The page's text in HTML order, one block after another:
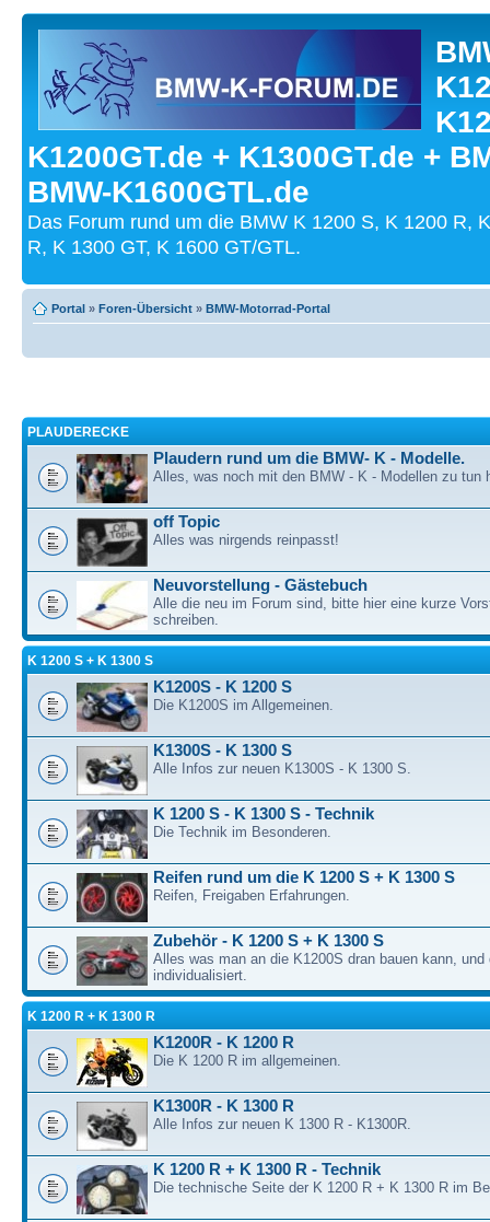
K1200GT.de + K1300GT.de +
BMW-K1600GTL.de
Das Forum rund um die BMW K 1200 S, K 1200 R,
R, K 1300 GT, K 1600 GT/GTL.
Portal » Foren-Übersicht » BMW-Motorrad-Portal
PLAUDERECKE
Plaudern rund um die BMW- K - Modelle.
Alles, was noch mit den BMW - K - Modellen zu tun
off Topic
Alles was nirgends reinpasst!
Neuvorstellung - Gästebuch
Alle die neu im Forum sind, bitte hier eine kurze
schreiben.
K 1200 S + K 1300 S
K1200S - K 1200 S
Die K1200S im Allgemeinen.
K1300S - K 1300 S
Alle Infos zur neuen K1300S - K 1300 S.
K 1200 S - K 1300 S - Technik
Die Technik im Besonderen.
Reifen rund um die K 1200 S + K 1300 S
Reifen, Freigaben Erfahrungen.
Zubehör - K 1200 S + K 1300 S
Alles was man an die K1200S dran bauen kann, und
individualisiert.
K 1200 R + K 1300 R
K1200R - K 1200 R
Die K 1200 R im allgemeinen.
K1300R - K 1300 R
Alle Infos zur neuen K 1300 R - K1300R.
K 1200 R + K 1300 R - Technik
Die technische Seite der K 1200 R + K 1300 R im